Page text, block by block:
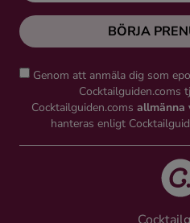
BÖRJA
Genom att anmäla dig som
Cocktailguiden.coms
Cocktailguiden.coms allmänna
hanteras enligt